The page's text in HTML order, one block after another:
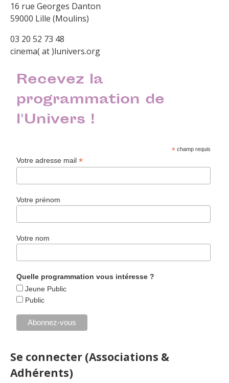
16 rue Georges Danton
59000 Lille (Moulins)
03 20 52 73 48
cinema( at )lunivers.org
Recevez la
programmation de
l'Univers !
* champ requis
Votre adresse mail*
Votre prénom
Votre nom
Quelle programmation vous intéresse ?
Jeune Public
Public
Se connecter (Associations &
Adhérents)